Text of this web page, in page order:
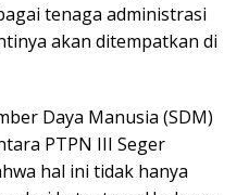
tenaga administrasi
akan ditempatkan di
Daya Manusia (SDM)
PTPN III Seger
hal ini tidak hanya